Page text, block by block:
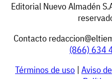
Editorial Nuevo Almadén
Contacto
(866) 634
Términos de uso | Aviso